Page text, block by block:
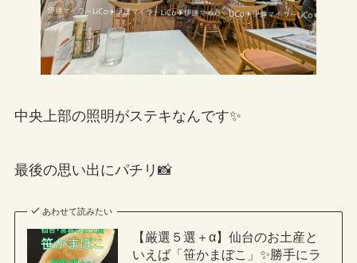
中央上部の照明がステキなんです✨
最後の思い出にパチリ📸
あわせて読みたい
【厳選５選＋α】仙台のお土産と
いえば「笹かまぼこ」✨勝手にラ